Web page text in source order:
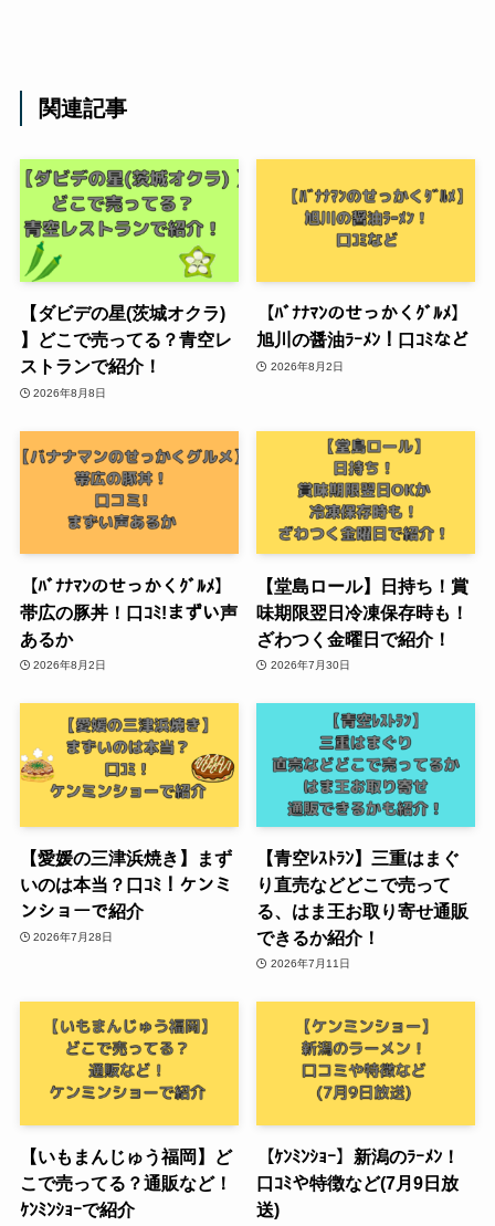
関連記事
【ダビデの星(茨城オクラ)
】どこで売ってる？青空レ
ストランで紹介！
2026年8月8日
【ﾊﾞﾅﾅﾏﾝのせっかくｸﾞﾙﾒ】
旭川の醤油ﾗｰﾒﾝ！口ｺﾐなど
2026年8月2日
【ﾊﾞﾅﾅﾏﾝのせっかくｸﾞﾙﾒ】
帯広の豚丼！口ｺﾐ!まずい声
あるか
2026年8月2日
【堂島ロール】日持ち！賞
味期限翌日冷凍保存時も！
ざわつく金曜日で紹介！
2026年7月30日
【愛媛の三津浜焼き】まず
いのは本当？口ｺﾐ！ケンミ
ンショーで紹介
2026年7月28日
【青空ﾚｽﾄﾗﾝ】三重はまぐ
り直売などどこで売って
る、はま王お取り寄せ通販
できるか紹介！
2026年7月11日
【いもまんじゅう福岡】ど
こで売ってる？通販など！
ｹﾝﾐﾝｼｮｰで紹介
【ｹﾝﾐﾝｼｮｰ】新潟のﾗｰﾒﾝ！
口ｺﾐや特徴など(7月9日放
送)